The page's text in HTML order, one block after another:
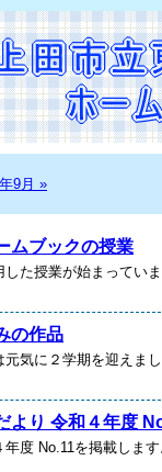
9月 »
ムブックの授業
た授業が始まってい
の作品
気に２学期を迎えま
より 令和４年度
度 No.11を掲載します